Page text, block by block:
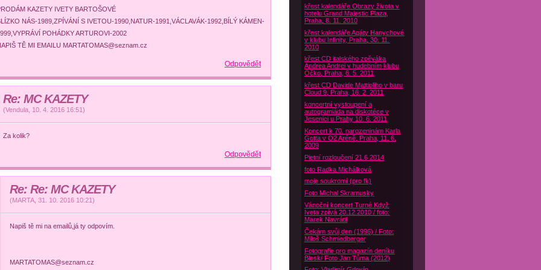
KAZETY IVETY BARTOŠOVÉ
NÁS-1989,ZPÍVÁNÍ S IVETOU-1990,NATUR-1991,VÁCLAVÁK-1992,BÍLÝ KÁMEN-
POHÁDKY ARTUROVI-2002
TĚ MI EMAILU MARTATOMAS@seznam.cz
Odpovědět
Re: MC KAZETY
(Vendula 10. 4. 2016 16:51)
Za kolik?
Odpovědět
Re: Re: MC KAZETY
(MARTA ,31. 10. 2016 10:21)
Napiš tě mi na emailů,já ty odpovím.
MARTATOMAS@seznam.cz
křest kalendáře Obrazy života v
hotelu Grand Majestic Plaza,
Praha, 8. 11. 2010
křest kalendáře Agáty Hanychové
v klubu Infinity, Praha, 30. 11.
2010
křest CD italského zpěváka
Andrea Andrei v hudebním klubu
Óčko, Praha, 6. 5. 2011
křest CD Davide Mattioliho v baru
Cloud 9, Praha, 16. 2. 2011
koncertní vystoupení a
autogramiáda na diskotéce v
Jesenici u Prahy 10. 6. 2011
Koncert k 70. narozeninám Karla
Gotta v O2 Aréně, Praha, 11. 6.
2009
Pietní rozloučení 21.6 2014
foto Radka Michálková
moje soukromí (pro fk)
Foto Michal Skramusky
Vánoční koncert Turné Když
Iveta zpívá 20.12.2010 / foto:
Marek Navrátil
Čekám svůj den (1996) / Foto:
Miloš Schmiedberger
Fotografie pro magazín deníku
Blesk/ Foto Jan Tůma (2012)